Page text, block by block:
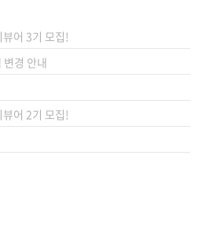
어 3기 모집!
변경 안내
어 2기 모집!